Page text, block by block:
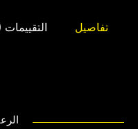
تفاصيل التقييمات